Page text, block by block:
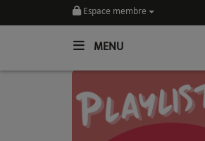
Espace membre
MENU
Toutes les News